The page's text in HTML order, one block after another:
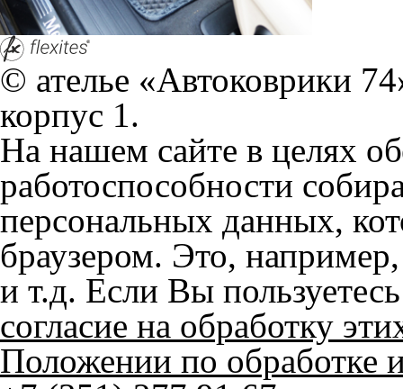
© ателье «Автоковрики
корпус 1.
На нашем сайте в целях
работоспособности
персональных данных,
браузером. Это,
и т.д. Если Вы
согласие на обработку
Положении по обработке
+7 (351) 277 91 67